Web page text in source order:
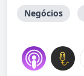
Negócios